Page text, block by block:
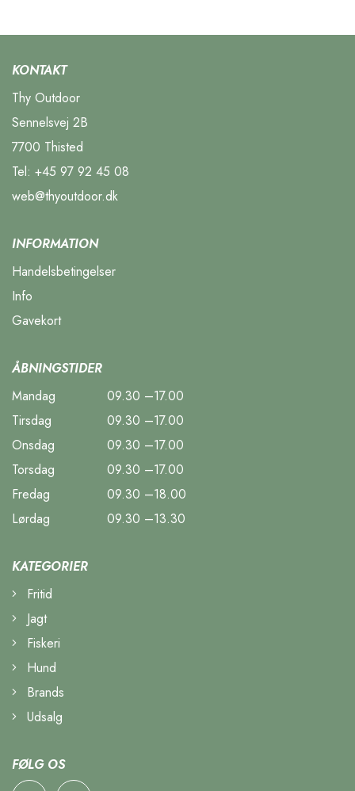
KONTAKT
Thy Outdoor
Sennelsvej 2B
7700 Thisted
Tel: +45 97 92 45 08
web@thyoutdoor.dk
INFORMATION
Handelsbetingelser
Info
Gavekort
ÅBNINGSTIDER
Mandag
09.30 –17.00
Tirsdag
09.30 –17.00
Onsdag
09.30 –17.00
Torsdag
09.30 –17.00
Fredag
09.30 –18.00
Lørdag
09.30 –13.30
KATEGORIER
Fritid
Jagt
Fiskeri
Hund
Brands
Udsalg
FØLG OS